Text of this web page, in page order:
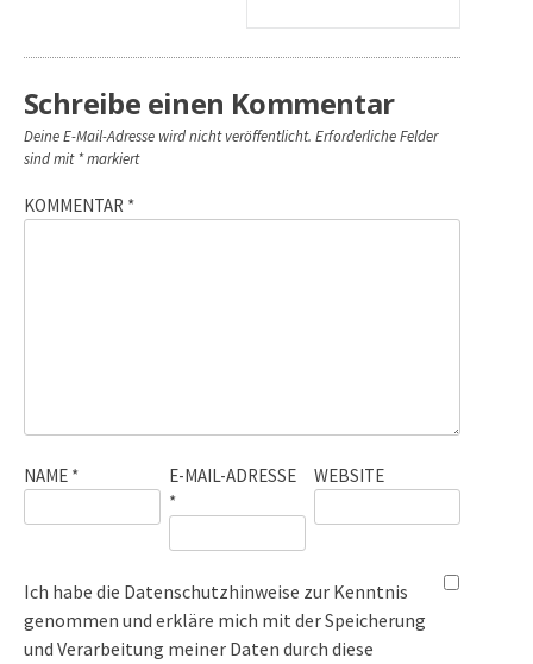
Schreibe einen Kommentar
Deine E-Mail-Adresse wird nicht veröffentlicht. Erforderliche Felder
sind mit*markiert
KOMMENTAR *
NAME *
E-MAIL-ADRESSE
*
WEBSITE
Ich habe die Datenschutzhinweise zur Kenntnis
genommen und erkläre mich mit der Speicherung
und Verarbeitung meiner Daten durch diese